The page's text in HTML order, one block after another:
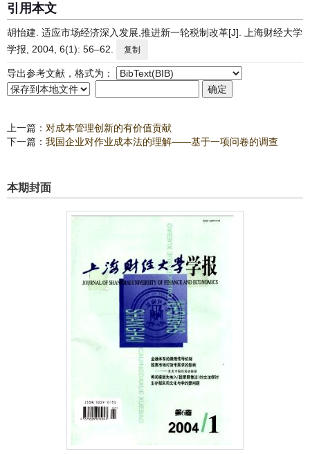
引用本文
胡怡建. 适应市场经济深入发展,推进新一轮税制改革[J]. 上海财经大学
学报, 2004, 6(1): 56–62.
复制
导出参考文献，格式为：
上一篇： 对成本管理创新的有价值贡献
下一篇： 我国企业对作业成本法的理解——基于一项问卷的调查
本期封面